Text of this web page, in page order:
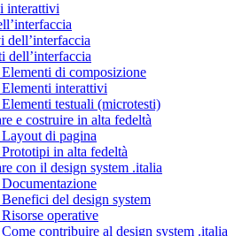
interattivi
dell’interfaccia
dell’interfaccia
di composizione
interattivi
testuali (microtesti)
e costruire in alta fedeltà
di pagina
in alta fedeltà
con il design system .italia
del design system
operative
contribuire al design system .italia